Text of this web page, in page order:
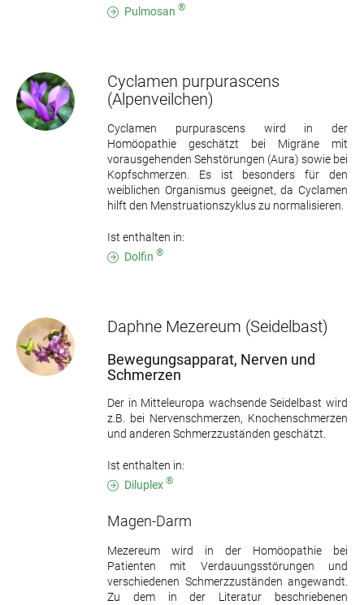
Pulmosan ®
Cyclamen purpurascens
(Alpenveilchen)
Cyclamen purpurascens wird in der
Homöopathie geschätzt bei Migräne mit
vorausgehenden Sehstörungen (Aura) sowie bei
Kopfschmerzen. Es ist besonders für den
weiblichen Organismus geeignet, da Cyclamen
hilft den Menstruationszyklus zu normalisieren.
Ist enthalten in:
Dolfin ®
Daphne Mezereum (Seidelbast)
Bewegungsapparat, Nerven und
Schmerzen
Der in Mitteleuropa wachsende Seidelbast wird
z.B. bei Nervenschmerzen, Knochenschmerzen
und anderen Schmerzzuständen geschätzt.
Ist enthalten in:
Diluplex ®
Magen-Darm
Mezereum wird in der Homöopathie bei
Patienten mit Verdauungsstörungen und
verschiedenen Schmerzzuständen angewandt.
Zu dem in der Literatur beschriebenen